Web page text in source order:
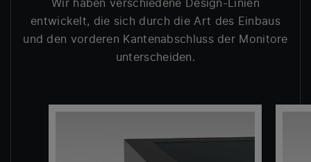
Wir haben verschiedene Design-Linien
entwickelt, die sich durch die Art des Einbaus
und den vorderen Kantenabschluss der Monitore
unterscheiden.